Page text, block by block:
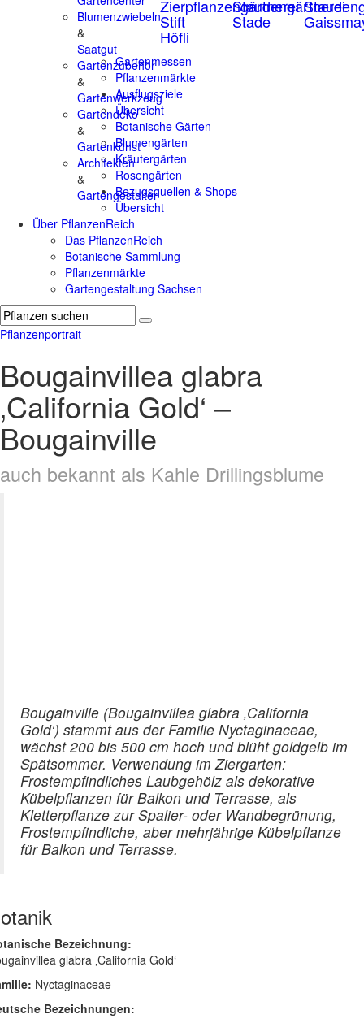
Blumenzwiebeln
&
Saatgut
Gartenzubehör
&
Gartenwerkzeug
Gartendeko
&
Gartenkunst
Architekten
&
Gartengestalter
Zierpflanzengärtnerei
Stift
Höfli
Staudengärtnerei
Stade
Gartenmessen
Pflanzenmärkte
Ausflugsziele
Übersicht
Botanische Gärten
Blumengärten
Kräutergärten
Rosengärten
Bezugsquellen & Shops
Übersicht
Über PflanzenReich
Das PflanzenReich
Botanische Sammlung
Pflanzenmärkte
Gartengestaltung Sachsen
Pflanzenportrait
Bougainvillea glabra
‚California Gold‘ –
Bougainville
auch bekannt als Kahle Drillingsblume
Bougainville (Bougainvillea glabra ‚California
Gold‘) stammt aus der Familie Nyctaginaceae,
wächst 200 bis 500 cm hoch und blüht goldgelb im
Spätsommer. Verwendung im Ziergarten:
Frostempfindliches Laubgehölz als dekorative
Kübelpflanzen für Balkon und Terrasse, als
Kletterpflanze zur Spalier- oder Wandbegrünung,
Frostempfindliche, aber mehrjährige Kübelpflanze
für Balkon und Terrasse.
Bezeichnung:
glabra ‚California Gold‘
Nyctaginaceae
Bezeichnungen: